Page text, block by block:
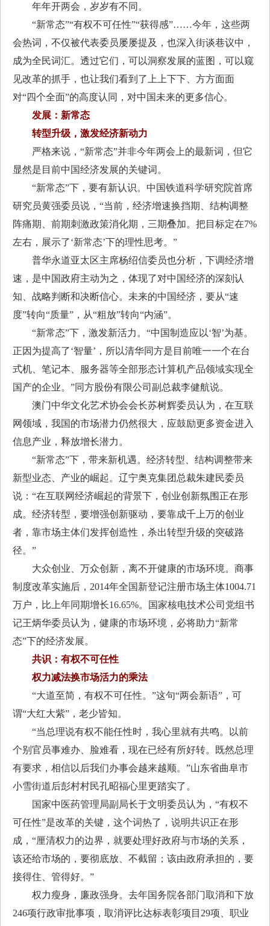
年年开两会，岁岁有不同。
“新常态”“有权不可任性”“获得感”……今年，这些两
会热词，不仅被代表委员屡屡提及，也深入街谈巷议中，
成为全民词汇。透过它们，可以洞察发展的蓝图，可以窥
见改革的抓手，也让我们看到了上上下下、方方面面
对“四个全面”的高度认同，对中国未来的更多信心。
发展：新常态
转型升级，激发经济新动力
严格来说，“新常态”并非今年两会上的最新词，但它
显然是目前中国经济发展的关键词。
“新常态”下，要有新认识。中国铁道科学研究院首席
研究员黄强委员说，“当前，经济增速换挡期、结构调整
阵痛期、前期刺激政策消化期，三期叠加。把目标定在7%
左右，展示了‘新常态’下的理性思考。”
普华永道亚太区主席杨绍信委员也分析，下调经济增
速，是中国政府主动为之，体现了对中国经济的深刻认
知、战略判断和决断信心。未来的中国经济，要从“速
度”转向“质量”，从“粗放”转向“内涵”。
“新常态”下，激发新活力。“中国制造应以‘智’为基。
正因为提高了‘智量’，所以清华同方是目前唯一一个在台
式机、笔记本、服务器等全部形态计算机产品领域实现全
国产的企业。”同方股份有限公司副总裁李健航说。
澳门中华文化艺术协会会长苏树辉委员认为，在互联
网领域，我国的市场潜力仍然很大，应鼓励更多资金进入
信息产业，释放增长潜力。
“新常态”下，带来新机遇。经济转型、结构调整带来
新型业态、产业的崛起。辽宁奥克集团总裁朱建民委员
说：“在互联网经济崛起的背景下，创业创新氛围正在形
成。经济转型，要增强创新驱动，要靠成千上万的创业
者，靠市场主体们发挥创造性，杀出转型升级的突破路
径。”
大众创业、万众创新，离不开健康的市场环境。商事
制度改革实施后，2014年全国新登记注册市场主体1004.71
万户，比上年同期增长16.65%。国家核电技术公司党组书
记王炳华委员认为，健康的市场环境，必将助力“新常
态”下的经济发展。
共识：有权不可任性
权力减法换市场活力的乘法
“大道至简，有权不可任性。”这句“两会新语”，可
谓“大红大紫”，老少皆知。
“当总理说有权不能任性时，我心里就有共鸣。以前
个别官员事难办、脸难看，现在已经有所好转。既然总理
有要求，相信以后我们办事会越来越顺。”山东省曲阜市
小雪街道后彭村村民孔昭福心里更踏实了。
国家中医药管理局副局长于文明委员认为，“有权不
可任性”是改革的关键，这个词热了，说明共识正在形
成，“厘清权力的边界，就要处理好政府与市场的关系，
该还给市场的，要彻底放、不截留；该由政府承担的，要
接得住、管得好。”
权力瘦身，廉政强身。去年国务院各部门取消和下放
246项行政审批事项，取消评比达标表彰项目29项、职业